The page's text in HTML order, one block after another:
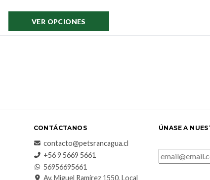
VER OPCIONES
CONTÁCTANOS
contacto@petsrancagua.cl
‪+56 9 5669 5661‬
56956695661‬
Av. Miguel Ramírez 1550, Local
ÚNASE A